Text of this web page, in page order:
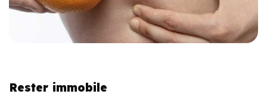
Rester immobile